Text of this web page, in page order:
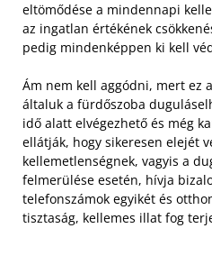
eltömődése a mindennapi
az ingatlan értékének
pedig mindenképpen ki kell
Ám nem kell aggódni, mert ez
általuk a fürdőszoba
idő alatt elvégezhető és még
ellátják, hogy sikeresen elejét
kellemetlenségnek, vagyis a
felmerülése esetén, hívja
telefonszámok egyikét és
tisztaság, kellemes illat fog